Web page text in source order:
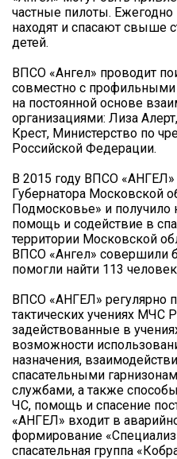
частные пилоты.
находят и спасают свыше
детей.
ВПСО «Ангел» проводит
совместно с
на постоянной основе
организациями: Лиза
Крест, Министерство по
Российской Федерации.
В 2015 году ВПСО «АНГЕЛ»
Губернатора Московской
Подмосковье» и получило
помощь и содействие в
территории Московской
ВПСО «Ангел» совершили
помогли найти 113
ВПСО «АНГЕЛ» регулярно
тактических учениях МЧС
задействованные в
возможности
назначения,
спасательными
службами, а также
ЧС, помощь и спасение
«АНГЕЛ» входит в
формирование
спасательная группа